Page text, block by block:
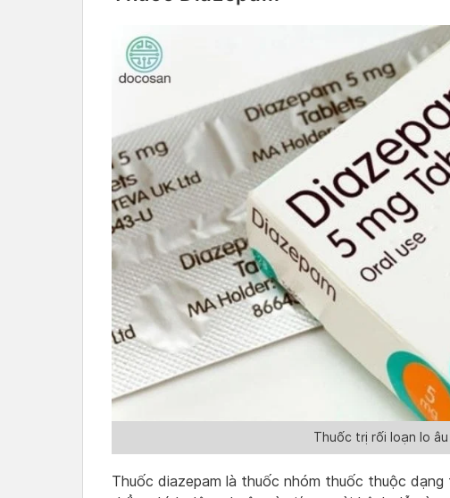
Thuốc trị rối loạn lo
Thuốc diazepam là thuốc nhóm thuốc thuộc dạng